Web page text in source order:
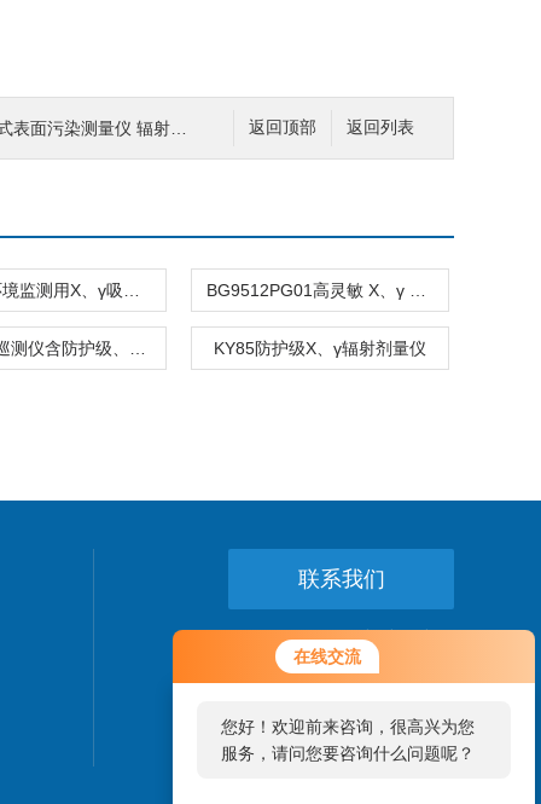
在线交流
您好！欢迎前来咨询，很高兴为您
服务，请问您要咨询什么问题呢？
返回列表
返回顶部
面污染测量仪 辐射测量仪
KY85防护级X、γ辐射剂量仪
联系我们
24小时热线：
021-64056375